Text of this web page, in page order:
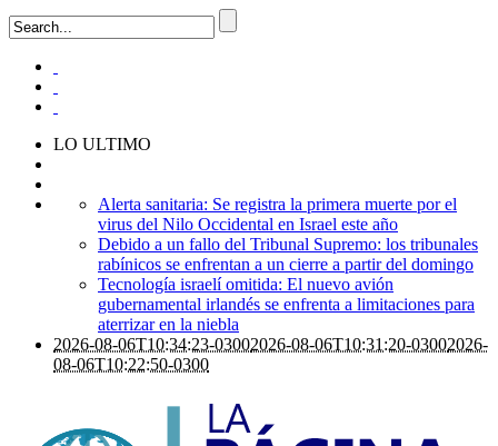
LO ULTIMO
Alerta sanitaria: Se registra la primera muerte por el
virus del Nilo Occidental en Israel este año
Debido a un fallo del Tribunal Supremo: los tribunales
rabínicos se enfrentan a un cierre a partir del domingo
Tecnología israelí omitida: El nuevo avión
gubernamental irlandés se enfrenta a limitaciones para
aterrizar en la niebla
2026-08-06T10:34:23-03002026-08-06T10:31:20-03002026-
08-06T10:22:50-0300